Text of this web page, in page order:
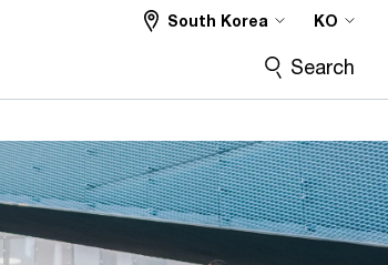
South Korea KO
Search